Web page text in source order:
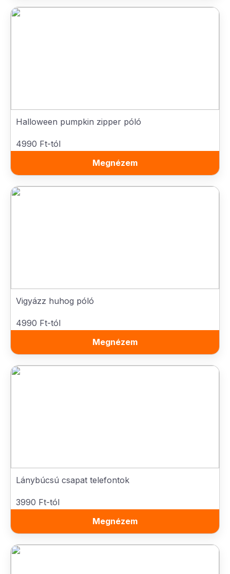
Halloween pumpkin zipper póló
4990 Ft-tól
Megnézem
Vigyázz huhog póló
4990 Ft-tól
Megnézem
Lánybúcsú csapat telefontok
3990 Ft-tól
Megnézem